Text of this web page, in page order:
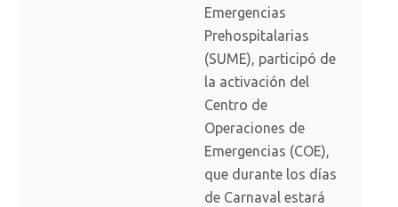
Emergencias
Prehospitalarias
(SUME), participó de
la activación del
Centro de
Operaciones de
Emergencias (COE),
que durante los días
de Carnaval estará